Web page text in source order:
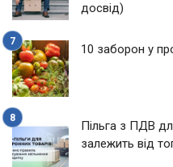
досвід)
10 заборон у
Пільга з ПДВ
залежить від